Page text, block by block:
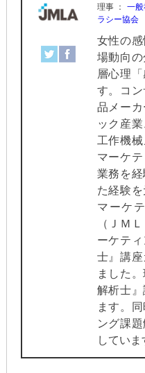
理事 ： 一
ラシー協会
女性の
場動向
層心理
す。コ
品メー
ック産
工作機
マーケ
業務を
た経験
マーケ
（ＪＭ
ーケテ
士』講
ました
解析士
ます。
ング課
していま